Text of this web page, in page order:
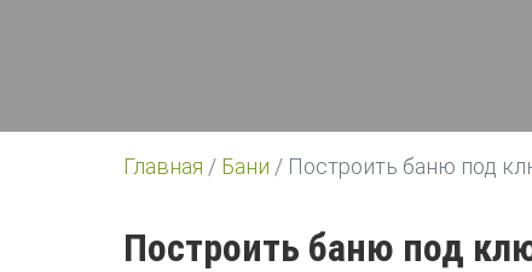
Главная / Бани / Построить баню под
Построить баню под